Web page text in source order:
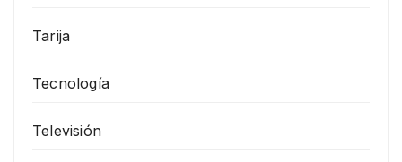
Tarija
Tecnología
Televisión